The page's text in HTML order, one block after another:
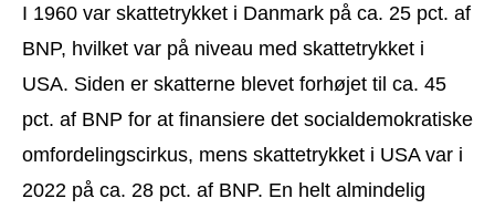
I 1960 var skattetrykket i Danmark på ca. 25 pct. af
BNP, hvilket var på niveau med skattetrykket i
USA. Siden er skatterne blevet forhøjet til ca. 45
pct. af BNP for at finansiere det socialdemokratiske
omfordelingscirkus, mens skattetrykket i USA var i
2022 på ca. 28 pct. af BNP. En helt almindelig